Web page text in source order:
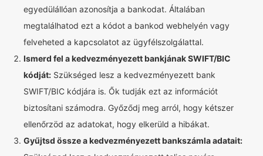
egyedülállóan azonosítja a bankodat. Általában
megtalálhatod ezt a kódot a bankod webhelyén vagy
felveheted a kapcsolatot az ügyfélszolgálattal.
Ismerd fel a kedvezményezett bankjának SWIFT/BIC
kódját: Szükséged lesz a kedvezményezett bank
SWIFT/BIC kódjára is. Ők tudják ezt az információt
biztosítani számodra. Győződj meg arról, hogy kétszer
ellenőrzöd az adatokat, hogy elkerüld a hibákat.
Gyűjtsd össze a kedvezményezett bankszámla adatait: